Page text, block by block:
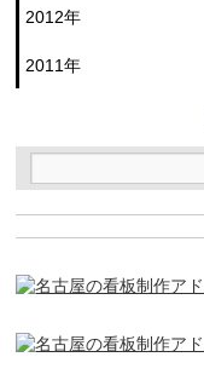
2012年
2011年